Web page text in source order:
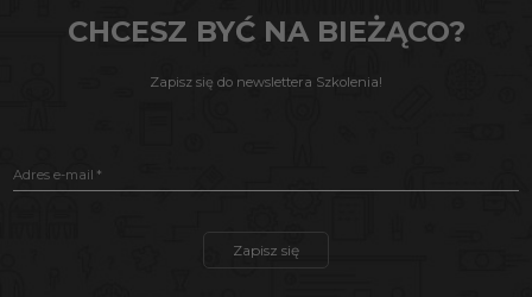
CHCESZ BYĆ NA BIEŻĄCO?
Zapisz się do newslettera Szkolenia!
Adres e-mail
Zapisz się